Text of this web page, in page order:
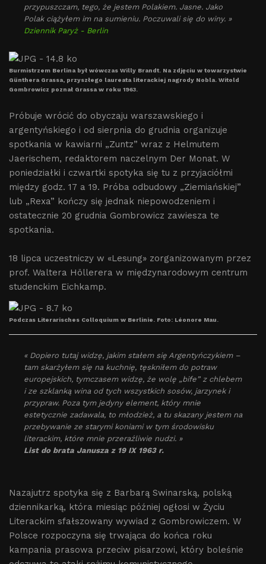
przypuszczam, tego, że jestem Polakiem. Jasne. Jako
Polak ciążyłem im na sumieniu. Poczuwali się do winy. »
Dziennik Paryż - Berlin
Burmistrzem Berlina był wówczas Willy Brandt. Na zdjęciu w towarzystwie
Günthera Grassa, przyszłego laureata literackiej nagrody Nobla. Witold
Gombrowicz poznał Grassa w roku 1963.
Próbuje wrócić do obyczaju warszawskiego i
argentyńskiego i od sierpnia do grudnia organizuje
spotkania w kawiarni „Zuntz” wraz z Helmutem
Jaerischem, redaktorem naczelnym Der Monat. W
poniedziałki i czwartki spotyka się tu z przyjaciółmi
między godz. 17 a 19. Próba odbudowy „Ziemiańskiej”
lub „Rexa” kończy się jednak niepowodzeniem i
ostatecznie 20 grudnia Gombrowicz zawiesza te
spotkania.
18 lipca uczestniczy w «Lesung» zorganizowanym przez
prof. Waltera Höllerera w międzynarodowym centrum
studenckim Eichkamp.
Podczas Literarisches Colloquium w Berlinie. Foto: Léonore Mau.
« Dopiero tutaj widzę, jakim stałem się Argentyńczykiem –
tam skarżyłem się na kuchnię, tęskniłem do potraw
europejskich, tymczasem widzę, że wolę „bife” z chlebem
i ze szklanką wina od tych wszystkich sosów, jarzynek i
przypraw. Poza tym jedyny element, który mnie
estetycznie zadawala, to młodzież, a tu skazany jestem na
przebywanie ze starymi koniami w tym środowisku
literackim, które mnie przeraźliwie nudzi. »
List do brata Janusza z 19 IX 1963 r.
Nazajutrz spotyka się z Barbarą Swinarską, polską
dziennikarką, która miesiąc później ogłosi w Życiu
Literackim sfałszowany wywiad z Gombrowiczem. W
Polsce rozpoczyna się trwająca do końca roku
kampania prasowa przeciw pisarzowi, który boleśnie